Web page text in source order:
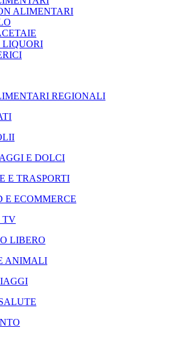
ALIMENTARI
LIQUORI
REGIONALI
E DOLCI
E TRASPORTI
ECOMMERCE
TV
LIBERO
ANIMALI